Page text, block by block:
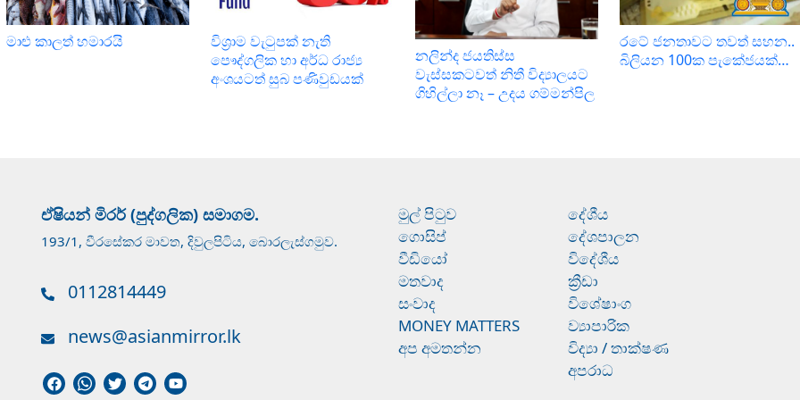
මාළු කාලත් හමාරයි
විශ්‍රාම වැටුපක් නැති
පෞද්ගලික හා අර්ධ රාජ්‍ය
අංශයටත් සුබ පණිවුඩයක්
නලින්ද ජයතිස්ස
වැස්සකටවත් නිතී විද්‍යාලයට
ගිහිල්ලා නෑ – උදය ගම්මන්පිල
රටේ ජනතාවට තවත් සහන..
බිලියන 100ක පැකේජයක්…
ඒෂියන් මිරර් (පුද්ගලික) සමාගම.
193/1, වීරසේකර මාවත, දිවුලපිටිය, බොරලැස්ගමුව.
0112814449
news@asianmirror.lk
මුල් පිටුව
ගොසිප්
වීඩියෝ
මතවාද
සංවාද
MONEY MATTERS
අප අමතන්න
දේශීය
දේශපාලන
විදේශීය
ක්‍රීඩා
විශේෂාංග
ව්‍යාපාරික
විද්‍යා / තාක්ෂණ
අපරාධ